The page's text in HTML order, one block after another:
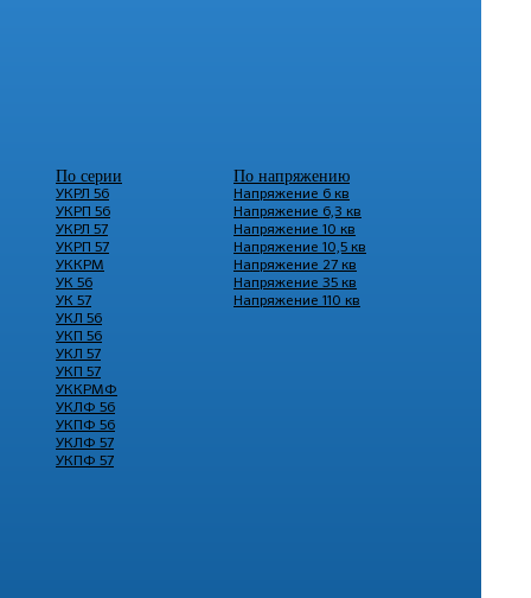
По серии
УКРЛ 56
УКРП 56
УКРЛ 57
УКРП 57
УККРМ
УК 56
УК 57
УКЛ 56
УКП 56
УКЛ 57
УКП 57
УККРМФ
УКЛФ 56
УКПФ 56
УКЛФ 57
УКПФ 57
По напряжению
Напряжение 6 кв
Напряжение 6,3 кв
Напряжение 10 кв
Напряжение 10,5 кв
Напряжение 27 кв
Напряжение 35 кв
Напряжение 110 кв